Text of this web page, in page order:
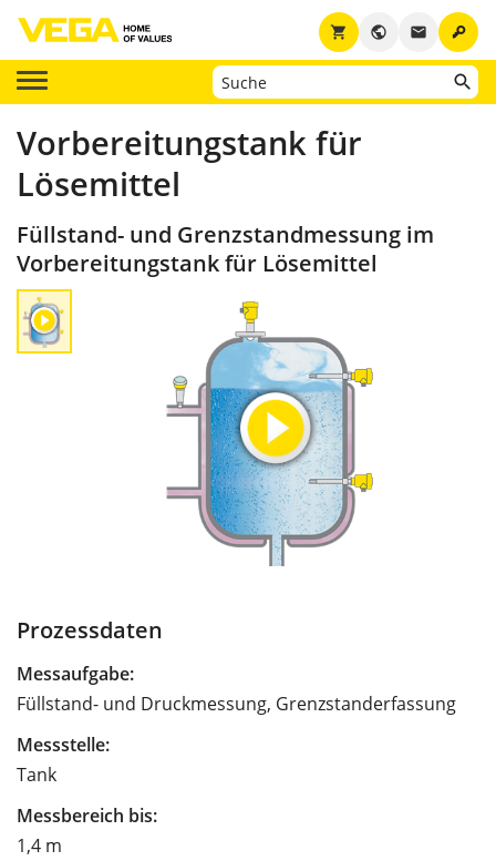
key
email
public
shopping_cart
Vorbereitungstank für
Lösemittel
Füllstand- und Grenzstandmessung im
Vorbereitungstank für Lösemittel
Prozessdaten
Messaufgabe:
Füllstand- und Druckmessung, Grenzstanderfassung
Messstelle:
Tank
Messbereich bis:
1,4 m